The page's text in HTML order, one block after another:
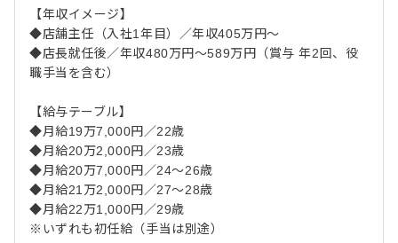
【年収イメージ】
◆店舗主任（入社1年目）／年収405万円～
◆店長就任後／年収480万円～589万円（賞与 年2回、役
職手当を含む）
【給与テーブル】
◆月給19万7,000円／22歳
◆月給20万2,000円／23歳
◆月給20万7,000円／24～26歳
◆月給21万2,000円／27～28歳
◆月給22万1,000円／29歳
※いずれも初任給（手当は別途）